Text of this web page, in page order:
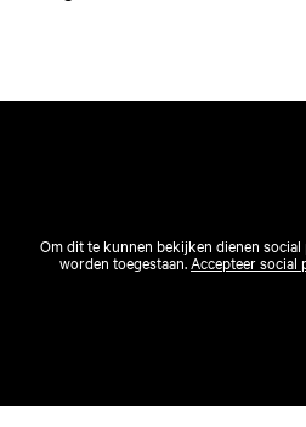
Om dit te kunnen bekijken dienen
worden toegestaan.Accepteer